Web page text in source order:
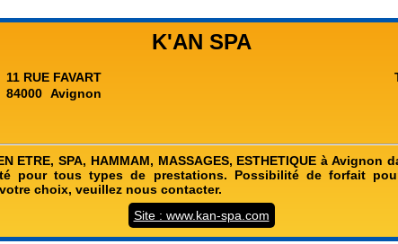
K'AN SPA
11 RUE FAVART
84000 Avignon
ETRE, SPA, HAMMAM, MASSAGES, ESTHETIQUE à Avignon
pour tous types de prestations. Possibilité de forfait
choix, veuillez nous contacter.
Site : www.kan-spa.com